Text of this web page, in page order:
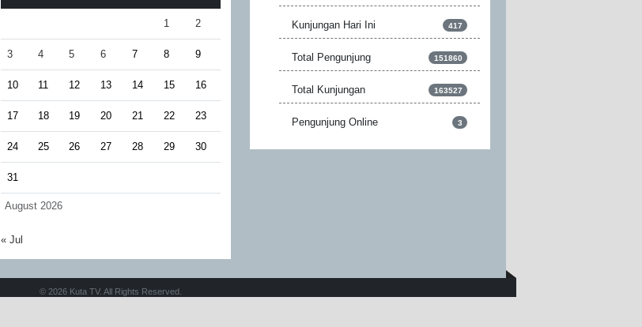
August 2026
1 2
3 4 5 6 7 8 9
10 11 12 13 14 15 16
17 18 19 20 21 22 23
24 25 26 27 28 29 30
31
« Jul
Kunjungan Hari Ini 417
Total Pengunjung 151860
Total Kunjungan 163527
Pengunjung Online 3
© 2026 Kuta TV. All Rights Reserved.